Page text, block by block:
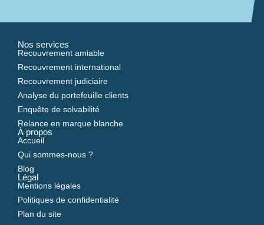
Nos services
Recouvrement amiable
Recouvrement international
Recouvrement judiciaire
Analyse du portefeuille clients
Enquête de solvabilité
Relance en marque blanche
À propos
Accueil
Qui sommes-nous ?
Blog
Légal
Mentions légales
Politiques de confidentialité
Plan du site